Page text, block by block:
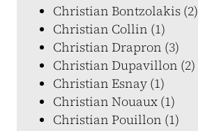
Christian Bontzolakis (2)
Christian Collin (1)
Christian Drapron (3)
Christian Dupavillon (2)
Christian Esnay (1)
Christian Nouaux (1)
Christian Pouillon (1)